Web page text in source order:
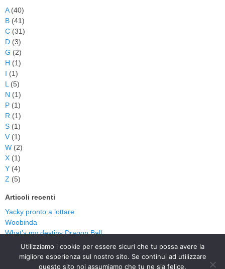
A(40)
B (41)
C (31)
D (3)
G (2)
H (1)
I (1)
L (5)
N (1)
P (1)
R (1)
S (1)
V (1)
W (2)
X (1)
Y (4)
Z (5)
Articoli recenti
Yacky pronto a lottare
Woobinda
What’s my destiny Dragon Ball
Zorro – Cristina D’Avena
Zorro
Utilizziamo i cookie per essere sicuri che tu possa avere la
migliore esperienza sul nostro sito. Se continui ad utilizzare
questo sito noi assumiamo che tu ne sia felice.